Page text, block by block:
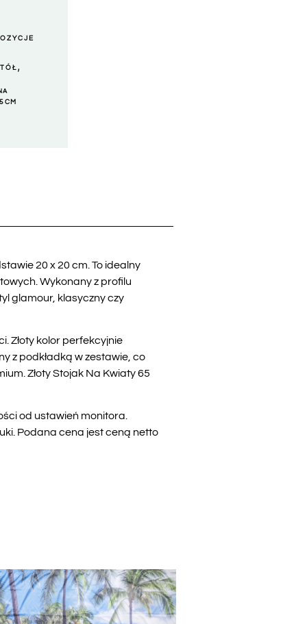
,
CM
20 x 20 cm. To idealny
Wykonany z profilu
glamour, klasyczny czy
Złoty kolor perfekcyjnie
z podkładką w zestawie, co
Złoty Stojak Na Kwiaty 65
od ustawień monitora.
Podana cena jest ceną netto